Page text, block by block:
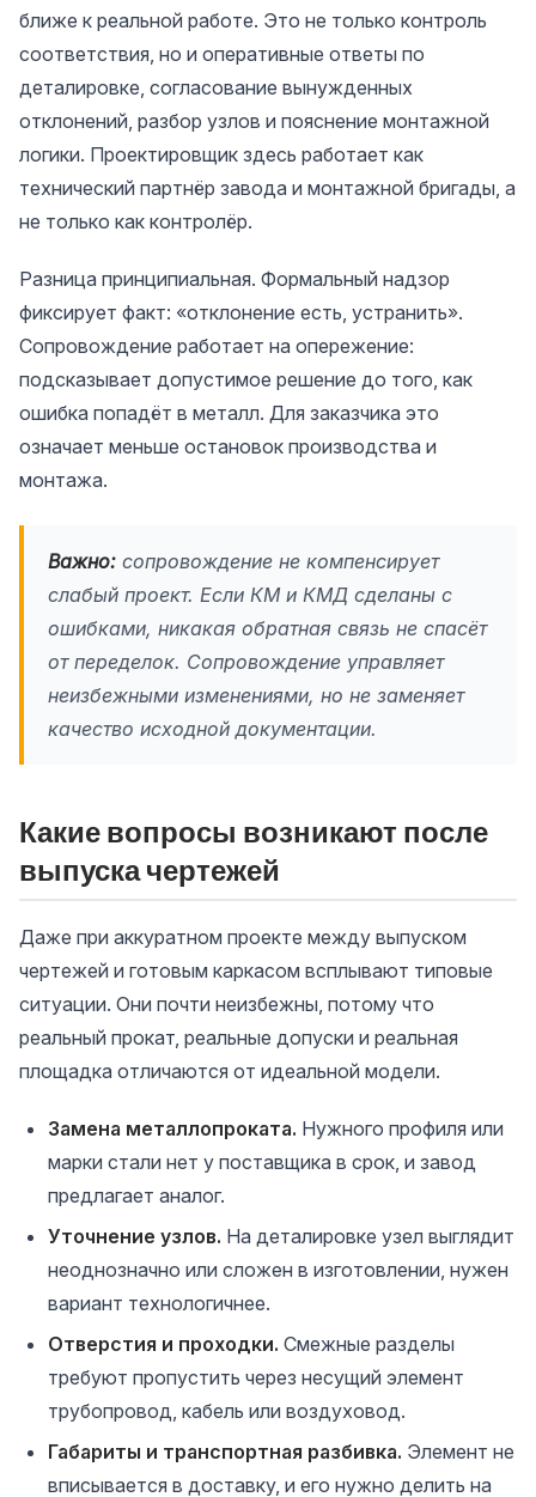
ближе к реальной работе. Это не только контроль
соответствия, но и оперативные ответы по
деталировке, согласование вынужденных
отклонений, разбор узлов и пояснение монтажной
логики. Проектировщик здесь работает как
технический партнёр завода и монтажной бригады, а
не только как контролёр.
Разница принципиальная. Формальный надзор
фиксирует факт: «отклонение есть, устранить».
Сопровождение работает на опережение:
подсказывает допустимое решение до того, как
ошибка попадёт в металл. Для заказчика это
означает меньше остановок производства и
монтажа.
Важно: сопровождение не компенсирует
слабый проект. Если КМ и КМД сделаны с
ошибками, никакая обратная связь не спасёт
от переделок. Сопровождение управляет
неизбежными изменениями, но не заменяет
качество исходной документации.
Какие вопросы возникают после
выпуска чертежей
Даже при аккуратном проекте между выпуском
чертежей и готовым каркасом всплывают типовые
ситуации. Они почти неизбежны, потому что
реальный прокат, реальные допуски и реальная
площадка отличаются от идеальной модели.
Замена металлопроката. Нужного профиля или
марки стали нет у поставщика в срок, и завод
предлагает аналог.
Уточнение узлов. На деталировке узел выглядит
неоднозначно или сложен в изготовлении, нужен
вариант технологичнее.
Отверстия и проходки. Смежные разделы
требуют пропустить через несущий элемент
трубопровод, кабель или воздуховод.
Габариты и транспортная разбивка. Элемент не
вписывается в доставку, и его нужно делить на